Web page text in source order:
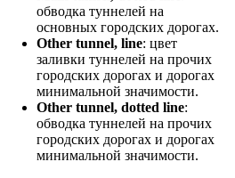
обводка туннелей на
основных городских дорогах.
Other tunnel, line: цвет
заливки туннелей на прочих
городских дорогах и дорогах
минимальной значимости.
Other tunnel, dotted line:
обводка туннелей на прочих
городских дорогах и дорогах
минимальной значимости.